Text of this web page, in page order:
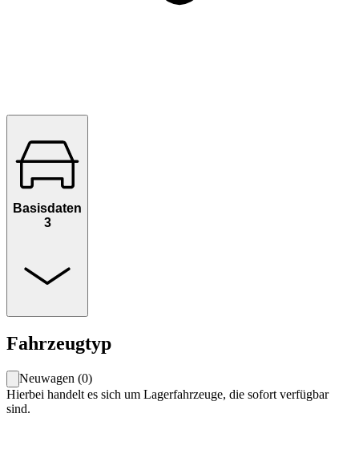
Basisdaten
3
Fahrzeugtyp
Neuwagen (0)
Hierbei handelt es sich um Lagerfahrzeuge, die sofort verfügbar
sind.